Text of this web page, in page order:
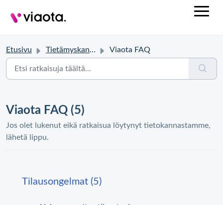
Etusivu Tietämyskanta Viaota FAQ
Viaota FAQ (5)
Jos olet lukenut eikä ratkaisua löytynyt tietokannastamme,
lähetä lippu.
Tilausongelmat (5)